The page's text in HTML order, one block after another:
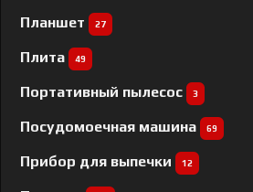
Планшет 27
Плита 49
Портативный пылесос 3
Посудомоечная машина 69
Прибор для выпечки 12